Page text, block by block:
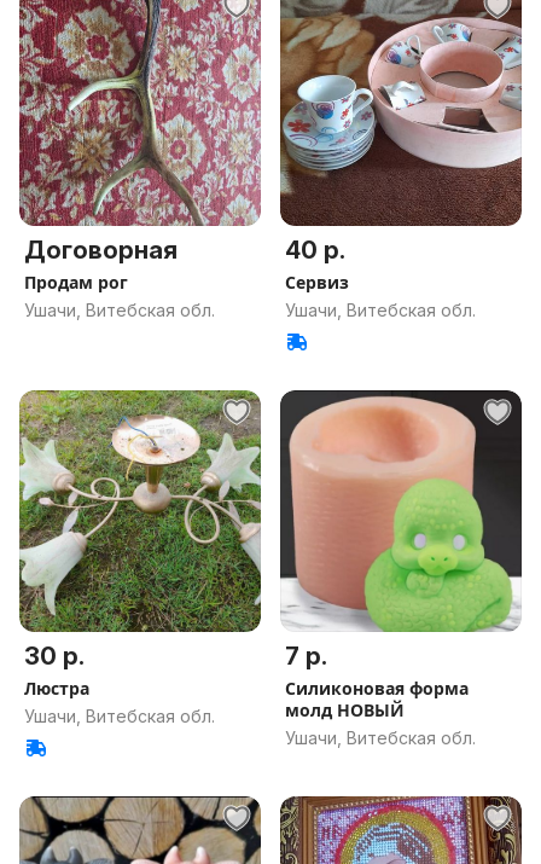
Договорная
Продам рог
Ушачи, Витебская обл.
40 р.
Сервиз
Ушачи, Витебская обл.
30 р.
Люстра
Ушачи, Витебская обл.
7 р.
Силиконовая форма
молд НОВЫЙ
Ушачи, Витебская обл.